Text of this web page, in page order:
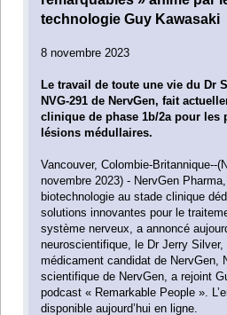
technologie Guy Kawasaki
8 novembre 2023
Le travail de toute une vie du Dr
NVG-291 de NervGen, fait
clinique de phase 1b/2a pour les
lésions médullaires.
Vancouver, Colombie-Britannique--
novembre 2023) - NervGen
biotechnologie au stade clinique
solutions innovantes pour le
système nerveux, a annoncé
neuroscientifique, le Dr Jerry
médicament candidat de NervGen,
scientifique de NervGen, a rejoint
podcast « Remarkable People ».
disponible aujourd’hui en ligne.